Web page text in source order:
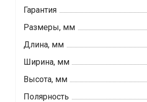
Гарантия
Размеры, мм
Длина, мм
Ширина, мм
Высота, мм
Полярность